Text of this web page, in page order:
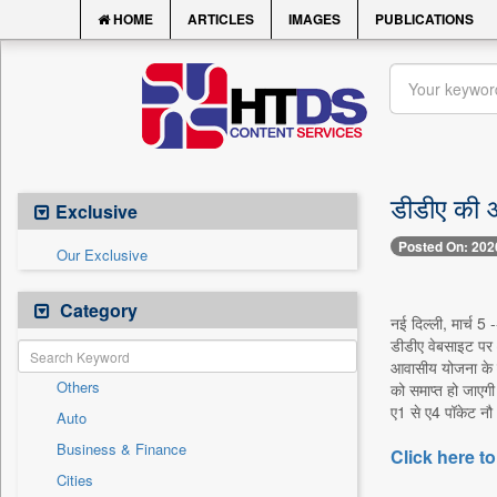
HOME ARTICLES IMAGES PUBLICATIONS
Exclusive
Our Exclusive
Category
Others
Auto
Business & Finance
Cities
डीडीए की
Posted On:
नई दिल्ली, मार्च
डीडीए वेबसाइट
आवासीय योजना
को समाप्त हो
ए1 से ए4 पॉकेट
Click here